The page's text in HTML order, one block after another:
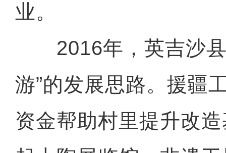
业。
2016年，英吉沙县
游”的发展思路。援疆
资金帮助村里提升改